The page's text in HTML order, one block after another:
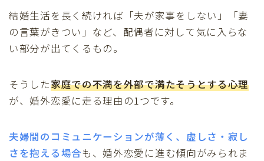
結婚生活を長く続ければ「夫が家事をしない」「妻
の言葉がきつい」など、配偶者に対して気に入らな
い部分が出てくるもの。
そうした家庭での不満を外部で満たそうとする心理
が、婚外恋愛に走る理由の1つです。
夫婦間のコミュニケーションが薄く、虚しさ・寂し
さを抱える場合も、婚外恋愛に進む傾向がみられま